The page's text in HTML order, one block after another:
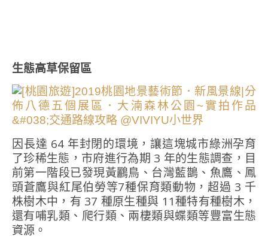
生態高草保留區
因長達 64 年封閉的環境，讓這塊城市綠洲孕育
了珍稀生態，市府進行為期 3 年的生態調查，目
前第一階段已發現黃鸝鳥、台灣藍鵲、魚鷹、鳳
頭蒼鷹與紅尾伯勞等7種保育類動物，超過 3 千
株樹木中，有 37 種原生種與 11種特有種樹木，
還有哺乳類、爬行類、兩棲類與蝶類等豐富生態
資源。